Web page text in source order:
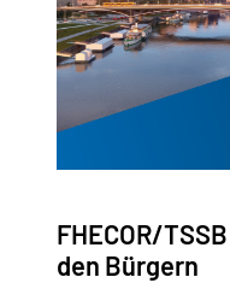
FHECOR/
den Bürgern